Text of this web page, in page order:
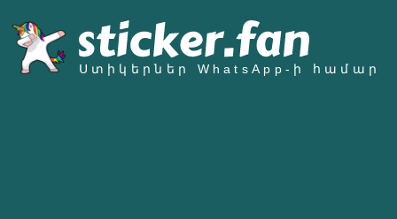
Ստիկերներ WhatsApp-ի համար